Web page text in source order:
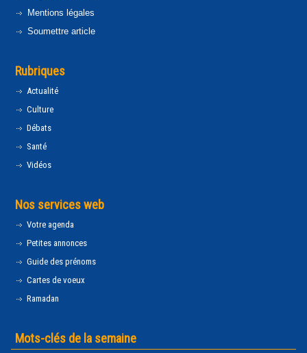
Mentions légales
Soumettre article
Rubriques
Actualité
Culture
Débats
Santé
Vidéos
Nos services web
Votre agenda
Petites annonces
Guide des prénoms
Cartes de voeux
Ramadan
Mots-clés de la semaine